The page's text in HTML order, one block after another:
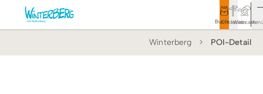
Buchen
Entdecken
Webcam
Rathaus
Winterberg POI-Detail